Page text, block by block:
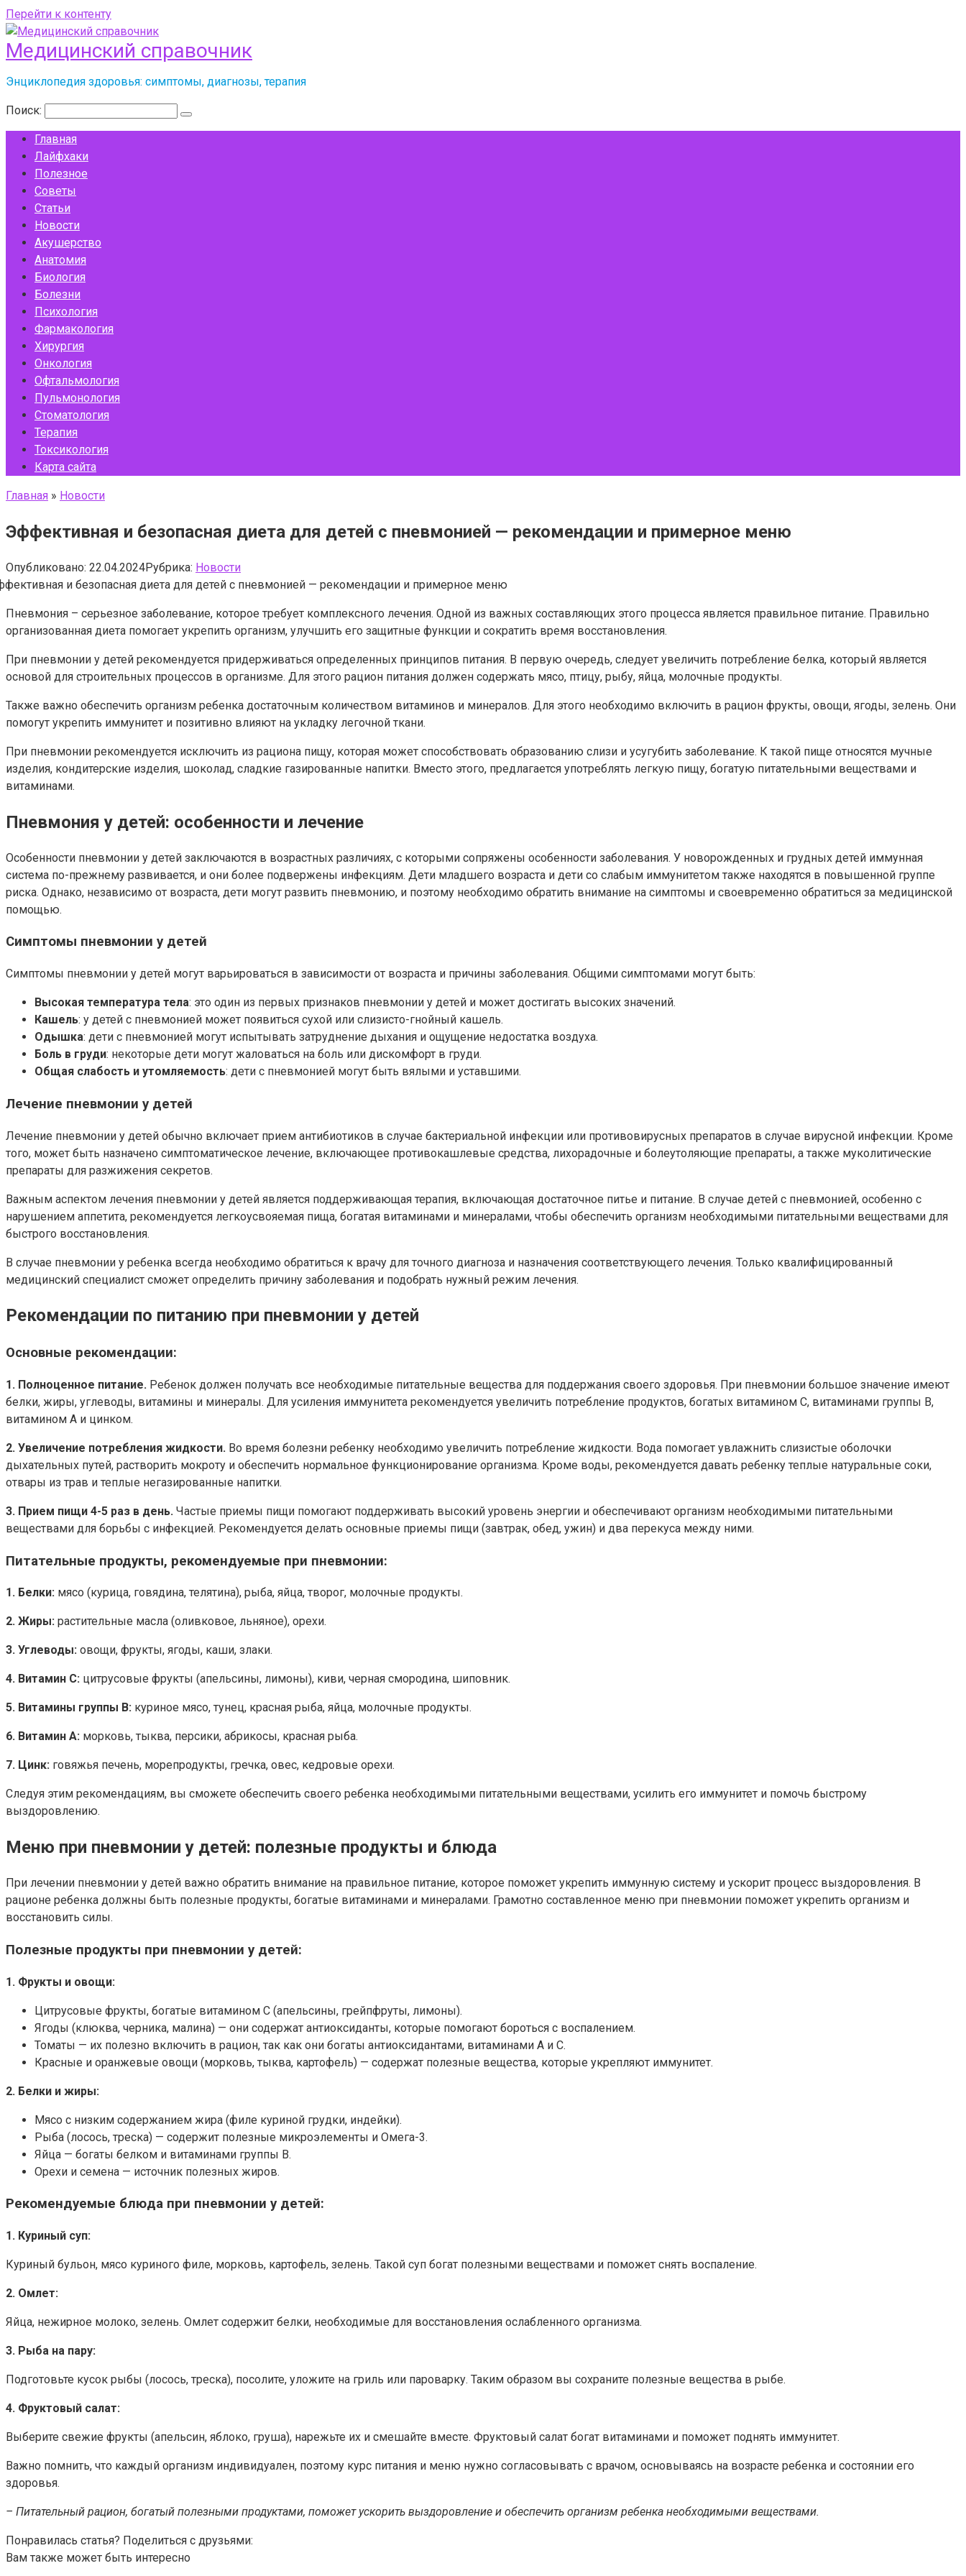
Перейти к контенту
Медицинский справочник
Энциклопедия здоровья: симптомы, диагнозы, терапия
Поиск:
Главная
Лайфхаки
Полезное
Советы
Статьи
Новости
Акушерство
Анатомия
Биология
Болезни
Психология
Фармакология
Хирургия
Онкология
Офтальмология
Пульмонология
Стоматология
Терапия
Токсикология
Карта сайта
Главная » Новости
Эффективная и безопасная диета для детей с пневмонией — рекомендации и примерное меню
Опубликовано: 22.04.2024Рубрика: Новости
Пневмония – серьезное заболевание, которое требует комплексного лечения. Одной из важных составляющих этого процесса является правильное питание. Правильно
организованная диета помогает укрепить организм, улучшить его защитные функции и сократить время восстановления.
При пневмонии у детей рекомендуется придерживаться определенных принципов питания. В первую очередь, следует увеличить потребление белка, который является
основой для строительных процессов в организме. Для этого рацион питания должен содержать мясо, птицу, рыбу, яйца, молочные продукты.
Также важно обеспечить организм ребенка достаточным количеством витаминов и минералов. Для этого необходимо включить в рацион фрукты, овощи, ягоды, зелень. Они
помогут укрепить иммунитет и позитивно влияют на укладку легочной ткани.
При пневмонии рекомендуется исключить из рациона пищу, которая может способствовать образованию слизи и усугубить заболевание. К такой пище относятся мучные
изделия, кондитерские изделия, шоколад, сладкие газированные напитки. Вместо этого, предлагается употреблять легкую пищу, богатую питательными веществами и
витаминами.
Пневмония у детей: особенности и лечение
Особенности пневмонии у детей заключаются в возрастных различиях, с которыми сопряжены особенности заболевания. У новорожденных и грудных детей иммунная
система по-прежнему развивается, и они более подвержены инфекциям. Дети младшего возраста и дети со слабым иммунитетом также находятся в повышенной группе
риска. Однако, независимо от возраста, дети могут развить пневмонию, и поэтому необходимо обратить внимание на симптомы и своевременно обратиться за медицинской
помощью.
Симптомы пневмонии у детей
Симптомы пневмонии у детей могут варьироваться в зависимости от возраста и причины заболевания. Общими симптомами могут быть:
Высокая температура тела: это один из первых признаков пневмонии у детей и может достигать высоких значений.
Кашель: у детей с пневмонией может появиться сухой или слизисто-гнойный кашель.
Одышка: дети с пневмонией могут испытывать затруднение дыхания и ощущение недостатка воздуха.
Боль в груди: некоторые дети могут жаловаться на боль или дискомфорт в груди.
Общая слабость и утомляемость: дети с пневмонией могут быть вялыми и уставшими.
Лечение пневмонии у детей
Лечение пневмонии у детей обычно включает прием антибиотиков в случае бактериальной инфекции или противовирусных препаратов в случае вирусной инфекции. Кроме
того, может быть назначено симптоматическое лечение, включающее противокашлевые средства, лихорадочные и болеутоляющие препараты, а также муколитические
препараты для разжижения секретов.
Важным аспектом лечения пневмонии у детей является поддерживающая терапия, включающая достаточное питье и питание. В случае детей с пневмонией, особенно с
нарушением аппетита, рекомендуется легкоусвояемая пища, богатая витаминами и минералами, чтобы обеспечить организм необходимыми питательными веществами для
быстрого восстановления.
В случае пневмонии у ребенка всегда необходимо обратиться к врачу для точного диагноза и назначения соответствующего лечения. Только квалифицированный
медицинский специалист сможет определить причину заболевания и подобрать нужный режим лечения.
Рекомендации по питанию при пневмонии у детей
Основные рекомендации:
1. Полноценное питание. Ребенок должен получать все необходимые питательные вещества для поддержания своего здоровья. При пневмонии большое значение имеют
белки, жиры, углеводы, витамины и минералы. Для усиления иммунитета рекомендуется увеличить потребление продуктов, богатых витамином С, витаминами группы В,
витамином А и цинком.
2. Увеличение потребления жидкости. Во время болезни ребенку необходимо увеличить потребление жидкости. Вода помогает увлажнить слизистые оболочки
дыхательных путей, растворить мокроту и обеспечить нормальное функционирование организма. Кроме воды, рекомендуется давать ребенку теплые натуральные соки,
отвары из трав и теплые негазированные напитки.
3. Прием пищи 4-5 раз в день. Частые приемы пищи помогают поддерживать высокий уровень энергии и обеспечивают организм необходимыми питательными
веществами для борьбы с инфекцией. Рекомендуется делать основные приемы пищи (завтрак, обед, ужин) и два перекуса между ними.
Питательные продукты, рекомендуемые при пневмонии:
1. Белки: мясо (курица, говядина, телятина), рыба, яйца, творог, молочные продукты.
2. Жиры: растительные масла (оливковое, льняное), орехи.
3. Углеводы: овощи, фрукты, ягоды, каши, злаки.
4. Витамин С: цитрусовые фрукты (апельсины, лимоны), киви, черная смородина, шиповник.
5. Витамины группы В: куриное мясо, тунец, красная рыба, яйца, молочные продукты.
6. Витамин А: морковь, тыква, персики, абрикосы, красная рыба.
7. Цинк: говяжья печень, морепродукты, гречка, овес, кедровые орехи.
Следуя этим рекомендациям, вы сможете обеспечить своего ребенка необходимыми питательными веществами, усилить его иммунитет и помочь быстрому
выздоровлению.
Меню при пневмонии у детей: полезные продукты и блюда
При лечении пневмонии у детей важно обратить внимание на правильное питание, которое поможет укрепить иммунную систему и ускорит процесс выздоровления. В
рационе ребенка должны быть полезные продукты, богатые витаминами и минералами. Грамотно составленное меню при пневмонии поможет укрепить организм и
восстановить силы.
Полезные продукты при пневмонии у детей:
1. Фрукты и овощи:
Цитрусовые фрукты, богатые витамином С (апельсины, грейпфруты, лимоны).
Ягоды (клюква, черника, малина) — они содержат антиоксиданты, которые помогают бороться с воспалением.
Томаты — их полезно включить в рацион, так как они богаты антиоксидантами, витаминами А и С.
Красные и оранжевые овощи (морковь, тыква, картофель) — содержат полезные вещества, которые укрепляют иммунитет.
2. Белки и жиры:
Мясо с низким содержанием жира (филе куриной грудки, индейки).
Рыба (лосось, треска) — содержит полезные микроэлементы и Омега-3.
Яйца — богаты белком и витаминами группы B.
Орехи и семена — источник полезных жиров.
Рекомендуемые блюда при пневмонии у детей:
1. Куриный суп:
Куриный бульон, мясо куриного филе, морковь, картофель, зелень. Такой суп богат полезными веществами и поможет снять воспаление.
2. Омлет:
Яйца, нежирное молоко, зелень. Омлет содержит белки, необходимые для восстановления ослабленного организма.
3. Рыба на пару:
Подготовьте кусок рыбы (лосось, треска), посолите, уложите на гриль или пароварку. Таким образом вы сохраните полезные вещества в рыбе.
4. Фруктовый салат:
Выберите свежие фрукты (апельсин, яблоко, груша), нарежьте их и смешайте вместе. Фруктовый салат богат витаминами и поможет поднять иммунитет.
Важно помнить, что каждый организм индивидуален, поэтому курс питания и меню нужно согласовывать с врачом, основываясь на возрасте ребенка и состоянии его
здоровья.
– Питательный рацион, богатый полезными продуктами, поможет ускорить выздоровление и обеспечить организм ребенка необходимыми веществами.
Понравилась статья? Поделиться с друзьями:
Вам также может быть интересно